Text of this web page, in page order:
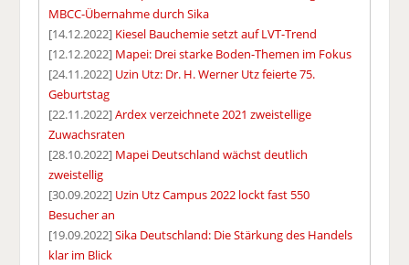
MBCC-Übernahme durch Sika
[14.12.2022] Kiesel Bauchemie setzt auf LVT-Trend
[12.12.2022] Mapei: Drei starke Boden-Themen im Fokus
[24.11.2022] Uzin Utz: Dr. H. Werner Utz feierte 75.
Geburtstag
[22.11.2022]Ardex verzeichnete 2021 zweistellige
Zuwachsraten
[28.10.2022] Mapei Deutschland wächst deutlich
zweistellig
[30.09.2022] Uzin Utz Campus 2022 lockt fast 550
Besucher an
[19.09.2022]Sika Deutschland: Die Stärkung des Handels
klar im Blick